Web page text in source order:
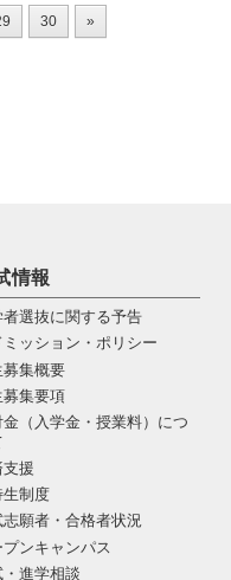
30 »
情報
者選抜に関する予告
ミッション・ポリシー
募集概要
募集要項
金（入学金・授業料）につ
援
生制度
志願者・合格者状況
プンキャンパス
・進学相談